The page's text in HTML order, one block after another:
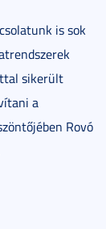
is sok
sikerült
a
Rovó